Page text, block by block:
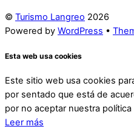
© Turismo Langreo 2026
Powered by WordPress •
Esta web usa cookies
Este sitio web usa cookies
por sentado que está de
por no aceptar nuestra política
Leer más